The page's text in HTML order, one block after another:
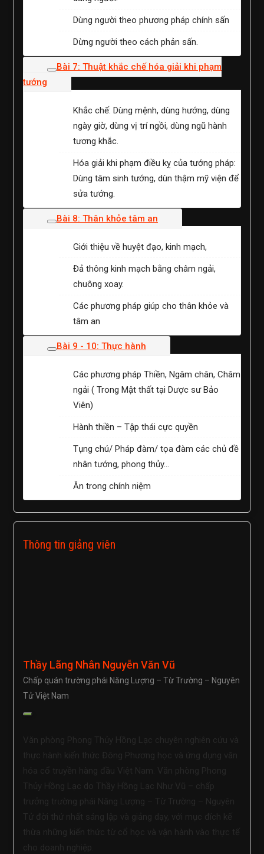
Dùng người theo phương pháp chính sấn
Dừng người theo cách phản sấn.
Bài 7: Thuật khắc chế hóa giải khi phạm
tướng
Khắc chế: Dùng mệnh, dùng hướng, dùng
ngày giờ, dùng vị trí ngồi, dùng ngũ hành
tương khắc.
Hóa giải khi phạm điều kỵ của tướng pháp:
Dùng tâm sinh tướng, dùn thậm mỹ viện để
sửa tướng.
Bài 8: Thân khỏe tâm an
Giới thiệu về huyệt đạo, kinh mạch,
Đả thông kinh mạch bằng châm ngải,
chuông xoay.
Các phương pháp giúp cho thân khỏe và
tâm an
Bài 9 - 10: Thực hành
Các phương pháp Thiền, Ngâm chân, Châm
ngải ( Trong Mật thất tại Dược sư Bảo
Viên)
Hành thiền – Tập thái cực quyền
Tụng chú/ Pháp đàm/ tọa đàm các chủ đề
nhân tướng, phong thủy…
Ăn trong chính niệm
Thông tin giảng viên
Thầy Lãng Nhân Nguyễn Văn Vũ
Chấp quán trường phái Năng Lượng – Từ Trường – Nguyên
Tử Việt Nam
Văn phòng Phong Thủy Hồng Lạc chuyên nghiên cứu và
thực hành kiến thức Đông Phương học và ứng dụng văn
hóa cổ truyền hàng đầu Việt Nam. Văn phòng Phong
Thủy Hồng Lạc do Thầy Hồng Lạc Như Vũ – chấp
trưởng trường phái Năng Lượng – Từ Trường – Nguyên
Tử đời thứ nhất sáng lập và giảng dạy, với mục đích kế
thừa những kiến thức từ cổ học và vận hành vào thực tế
cho doanh nghiệp.